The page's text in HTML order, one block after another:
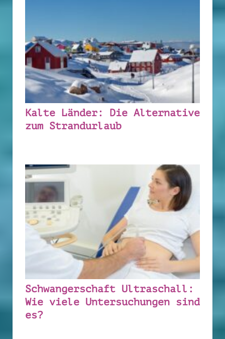
Kalte Länder: Die Alternative
zum Strandurlaub
Schwangerschaft Ultraschall:
Wie viele Untersuchungen sind
es?